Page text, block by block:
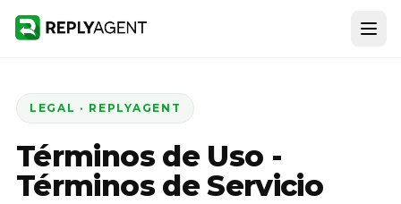
LEGAL · REPLYAGENT
Términos de Uso -
Términos de Servicio